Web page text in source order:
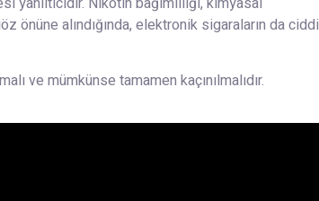
alındığında, elektronik sigaraların da ciddi
ve mümkünse tamamen kaçınılmalıdır.